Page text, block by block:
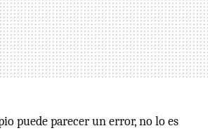
puede parecer un error, no lo es